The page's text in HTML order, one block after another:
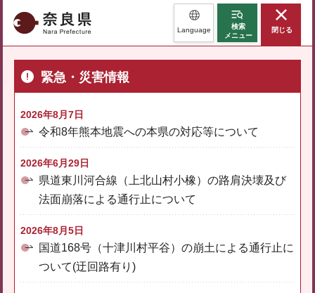
奈良県 Language
検索
メニュー
閉じる
緊急・災害情報
2026年8月7日
令和8年熊本地震への本県の対応等について
2026年6月29日
県道東川河合線（上北山村小橡）の路肩決壊及び
法面崩落による通行止について
2026年8月5日
国道168号（十津川村平谷）の崩土による通行止に
ついて(迂回路有り)